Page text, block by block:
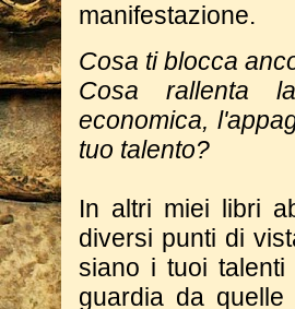
manifestazione.
Cosa ti blocca
Cosa rallenta
economica,
tuo talento?
In altri miei libri
diversi punti di
siano i tuoi
guardia da